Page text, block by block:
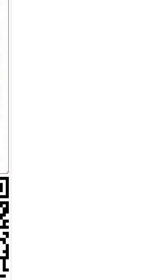
肥同鑫财务咨询有限公司
|会计代理记账】-合肥赶集网
册变更转让-石家庄58同城
安诚石婷婷会计】-蜀山稻香村
交易市场】-重庆赶集网
商代办财务代账真账实操_重
办代账会计真账实操_重庆
注册0司门口代账-湖北武汉会计
肥同鑫财务咨询有限公司
青岛社区
审计豆找冯悦算了_重庆会计审
商标注册服务
的！-商务服务-互动百科
账
何选择呢？_搜狐科技_搜狐网
知道_搜狐社会_搜狐网
番禺社区网
费用代账报税找姚-合肥58同城
日报
全_商务联盟网